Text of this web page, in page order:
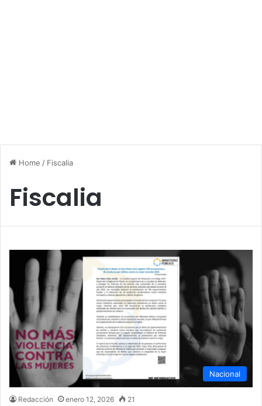
Home / Fiscalia
Fiscalia
Nacional
Redacción enero 12, 2026 21